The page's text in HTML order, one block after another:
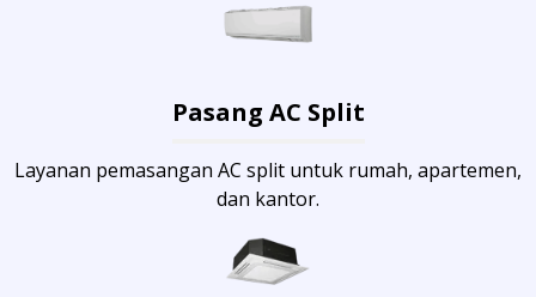
Pasang AC Split
Layanan pemasangan AC split untuk rumah, apartemen,
dan kantor.